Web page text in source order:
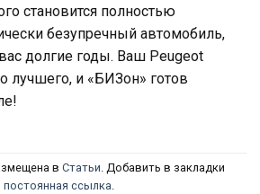
становится полностью
безупречный автомобиль,
долгие годы. Ваш Peugeot
лучшего, и «БИЗон» готов
в Статьи. Добавить в закладки
постоянная ссылка.